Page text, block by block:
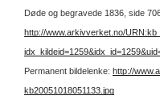
Døde og begravede 1836, side
http://www.arkivverket.no/
Permanent bildelenke: http://
kb20051018051133.jpg